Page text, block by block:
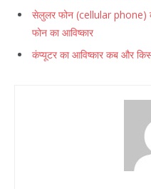
सेलुलर फोन (cellular phone)
फोन का आविष्कार
कंप्यूटर का आविष्कार कब और